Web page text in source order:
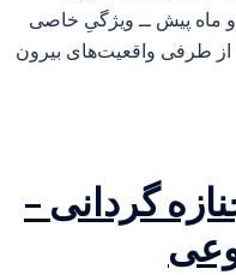
ماه پیش ــ ویژگیِ خاصی
از طرفی واقعیت‌های بیرون
گردانی –